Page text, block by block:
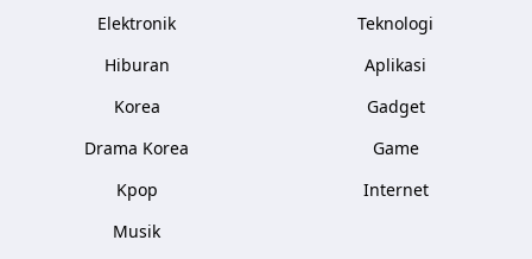
Elektronik
Hiburan
Korea
Drama Korea
Kpop
Musik
Teknologi
Aplikasi
Gadget
Game
Internet